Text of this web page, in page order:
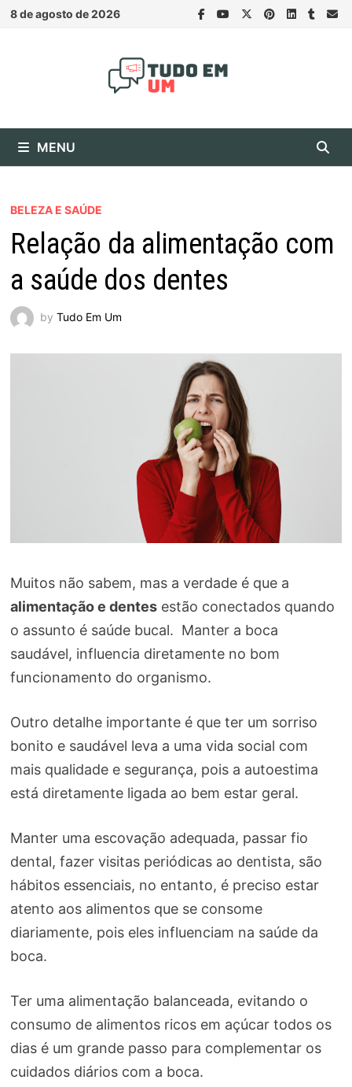
Skip
8 de agosto de 2026
MENU
BELEZA E SAÚDE
Relação da alimentação com
a saúde dos dentes
by Tudo Em Um
Muitos não sabem, mas a verdade é que a
alimentação e dentesestão conectados quando
o assunto é saúde bucal. Manter a boca
saudável, influencia diretamente no bom
funcionamento do organismo.
Outro detalhe importante é que ter um sorriso
bonito e saudável leva a uma vida social com
mais qualidade e segurança, pois a autoestima
está diretamente ligada ao bem estar geral.
Manter uma escovação adequada, passar fio
dental, fazer visitas periódicas ao dentista, são
hábitos essenciais, no entanto, é preciso estar
atento aos alimentos que se consome
diariamente, pois eles influenciam na saúde da
boca.
Ter uma alimentação balanceada, evitando o
consumo de alimentos ricos em açúcar todos os
dias é um grande passo para complementar os
cuidados diários com a boca.